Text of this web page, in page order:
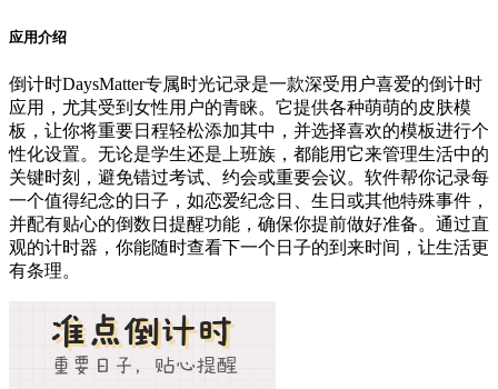
应用介绍
倒计时DaysMatter专属时光记录是一款深受用户喜爱的倒计时
应用，尤其受到女性用户的青睐。它提供各种萌萌的皮肤模
板，让你将重要日程轻松添加其中，并选择喜欢的模板进行个
性化设置。无论是学生还是上班族，都能用它来管理生活中的
关键时刻，避免错过考试、约会或重要会议。软件帮你记录每
一个值得纪念的日子，如恋爱纪念日、生日或其他特殊事件，
并配有贴心的倒数日提醒功能，确保你提前做好准备。通过直
观的计时器，你能随时查看下一个日子的到来时间，让生活更
有条理。